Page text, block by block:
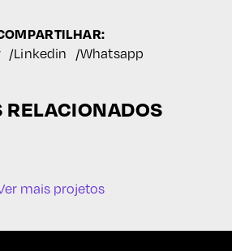
Linkedin Whatsapp
RELACIONADOS
mais projetos